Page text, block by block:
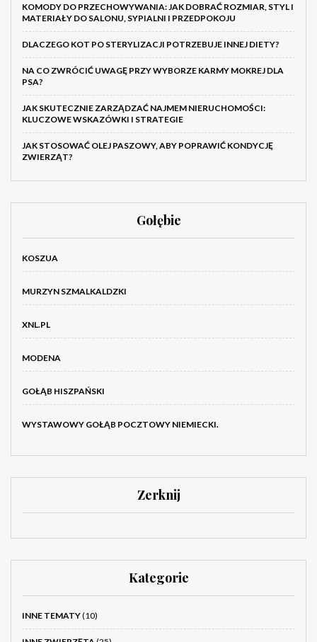
KOMODY DO PRZECHOWYWANIA: JAK DOBRAĆ ROZMIAR, STYL I
MATERIAŁY DO SALONU, SYPIALNI I PRZEDPOKOJU
DLACZEGO KOT PO STERYLIZACJI POTRZEBUJE INNEJ DIETY?
NA CO ZWRÓCIĆ UWAGĘ PRZY WYBORZE KARMY MOKREJ DLA
PSA?
JAK SKUTECZNIE ZARZĄDZAĆ NAJMEM NIERUCHOMOŚCI:
KLUCZOWE WSKAZÓWKI I STRATEGIE
JAK STOSOWAĆ OLEJ PASZOWY, ABY POPRAWIĆ KONDYCJĘ
ZWIERZĄT?
Gołębie
KOSZUA
MURZYN SZMALKALDZKI
XNL.PL
MODENA
GOŁĄB HISZPAŃSKI
WYSTAWOWY GOŁĄB POCZTOWY NIEMIECKI.
Zerknij
Kategorie
INNE TEMATY(10)